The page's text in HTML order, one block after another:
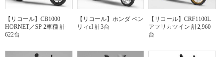
【リコール】CB1000
HORNET／SP 2車種 計
622台
【リコール】ホンダ ベン
リィeI 計3台
【リコール】CRF1100L
アフリカツイン 計2,960
台